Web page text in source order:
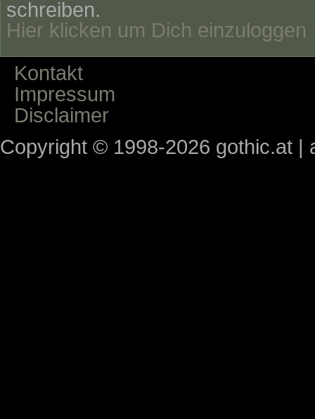
schreiben.
Hier klicken um Dich einzuloggen
Kontakt
Impressum
Disclaimer
Copyright © 1998-2026 gothic.at |